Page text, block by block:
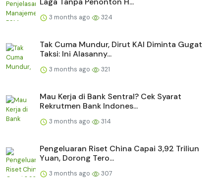
3 months ago 324
Tak Cuma Mundur, Dirut KAI Diminta Gugat
Taksi: Ini Alasanny...
3 months ago 321
Mau Kerja di Bank Sentral? Cek Syarat
Rekrutmen Bank Indones...
3 months ago 314
Pengeluaran Riset China Capai 3,92 Triliun
Yuan, Dorong Tero...
3 months ago 307